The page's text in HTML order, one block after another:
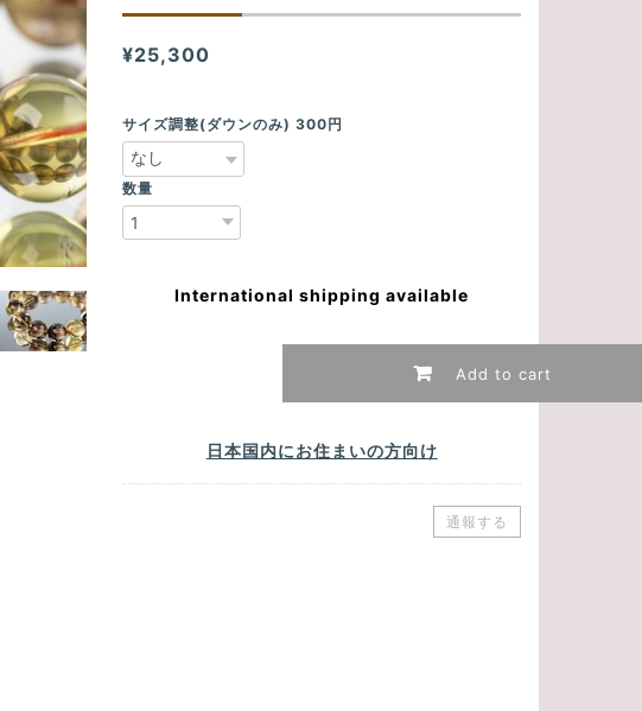
¥25,300
サイズ調整(ダウンのみ) 300円
数量
International shipping available
Add to cart
日本国内にお住まいの方向け
通報する